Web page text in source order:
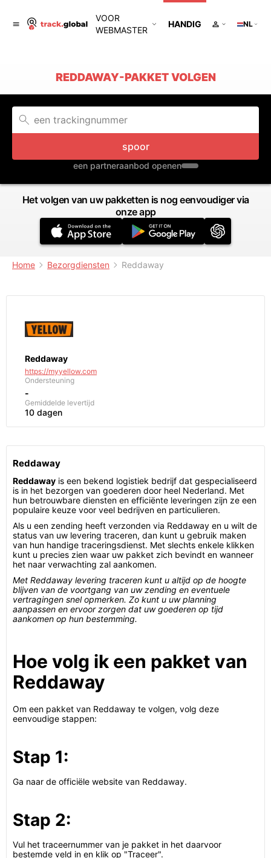
VOOR
WEBMASTER
HANDIG NL
REDDAWAY-PAKKET VOLGEN
spoor
een partneraanbod openen
Het volgen van uw pakketten is nog eenvoudiger via
onze app
Home Bezorgdiensten Reddaway
Reddaway
https://myyellow.com
Ondersteuning
-
Gemiddelde levertijd
10 dagen
Reddaway
Reddaway is een bekend logistiek bedrijf dat gespecialiseerd
is in het bezorgen van goederen door heel Nederland. Met
hun betrouwbare diensten en efficiënte leveringen zijn ze een
populaire keuze voor veel bedrijven en particulieren.
Als u een zending heeft verzonden via Reddaway en u wilt de
status van uw levering traceren, dan kunt u gebruik maken
van hun handige traceringsdienst. Met slechts enkele klikken
kunt u precies zien waar uw pakket zich bevindt en wanneer
het naar verwachting zal aankomen.
Met Reddaway levering traceren kunt u altijd op de hoogte
blijven van de voortgang van uw zending en eventuele
vertragingen snel opmerken. Zo kunt u uw planning
aanpassen en ervoor zorgen dat uw goederen op tijd
aankomen op hun bestemming.
Hoe volg ik een pakket van
Reddaway
Om een pakket van Reddaway te volgen, volg deze
eenvoudige stappen:
Stap 1:
Ga naar de officiële website van Reddaway.
Stap 2:
Vul het traceernummer van je pakket in het daarvoor
bestemde veld in en klik op "Traceer".